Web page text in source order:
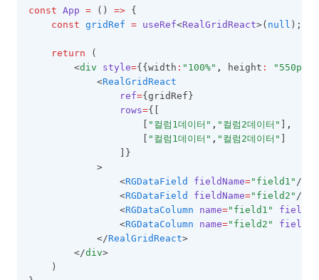
DataProviderConfig
DateCellEditor
DateHoliday
EditResult
const App = () => {
const gridRef = useRef<RealGridReact>( null );
return (
        <
div style={{width : "100%" , height : "550px"
            <
RealGridReact
ref={gridRef}
rows={[
"컬럼1데이터" , "컬럼2데이터"
,
"컬럼1데이터" , "컬럼2데이터"
                ]}
            >
                <
RGDataField fieldName="field1" />
                <
RGDataField fieldName="field2" />
                <
RGDataColumn name="field1"
                <
RGDataColumn name="field2"
            </
RealGridReact>
        </
div>
    )